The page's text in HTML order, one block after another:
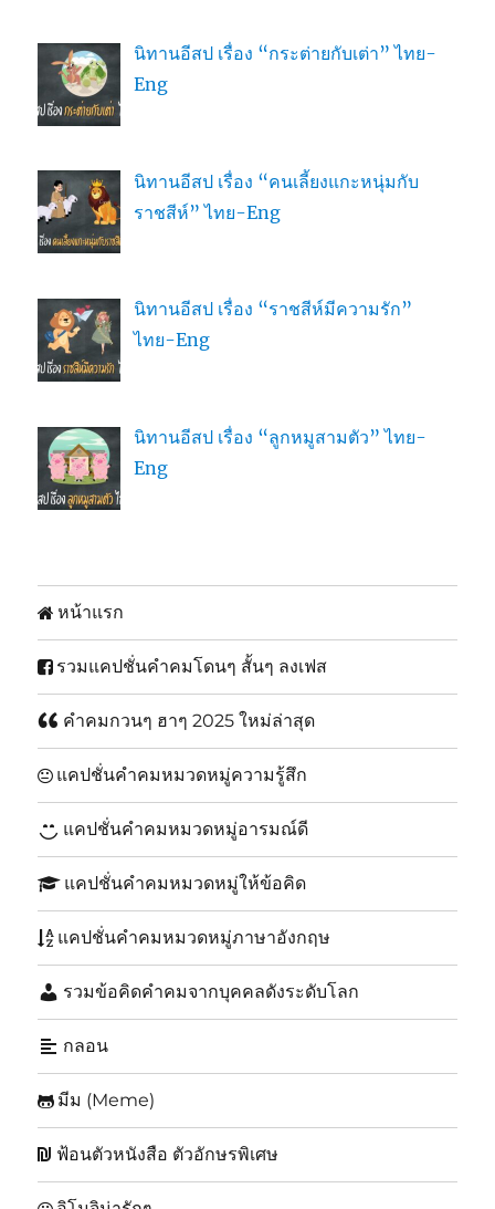
นิทานอีสป เรื่อง “กระต่ายกับเต่า” ไทย-
Eng
นิทานอีสป เรื่อง “คนเลี้ยงแกะหนุ่มกับ
ราชสีห์” ไทย-Eng
นิทานอีสป เรื่อง “ราชสีห์มีความรัก”
ไทย-Eng
นิทานอีสป เรื่อง “ลูกหมูสามตัว” ไทย-
Eng
หน้าแรก
รวมแคปชั่นคำคมโดนๆ สั้นๆ ลงเฟส
คำคมกวนๆ ฮาๆ 2025 ใหม่ล่าสุด
แคปชั่นคำคมหมวดหมู่ความรู้สึก
แคปชั่นคำคมหมวดหมู่อารมณ์ดี
แคปชั่นคำคมหมวดหมู่ให้ข้อคิด
แคปชั่นคำคมหมวดหมู่ภาษาอังกฤษ
รวมข้อคิดคำคมจากบุคคลดังระดับโลก
กลอน
มีม (Meme)
ฟ้อนตัวหนังสือ ตัวอักษรพิเศษ